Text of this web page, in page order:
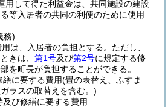
用して得た利益金は、共同施設の建設
等入居者の共同の利便のために使用
務)
は、入居者の負担とする。 ただし、
きは、 第1号及び第2号に規定する修
を町長が負担することができる。
に要する費用(畳の表替え、ふすま
ラスの取替えを含む。)
び修繕に要する費用